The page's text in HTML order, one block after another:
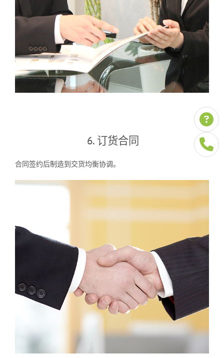
6. 订货合同
合同签约后制造到交货均衡协调。